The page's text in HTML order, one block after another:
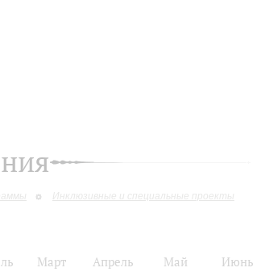
Инклюзивные и специальные проекты
Март Апрель Май Июнь